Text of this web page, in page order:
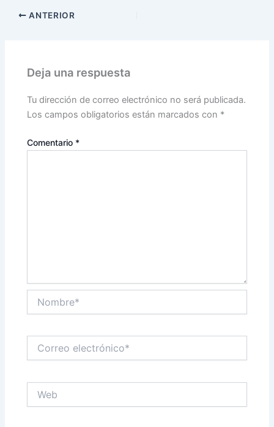
ANTERIOR
Deja una respuesta
Tu dirección de correo electrónico no será publicada.
Los campos obligatorios están marcados con *
Comentario *
electrónico*